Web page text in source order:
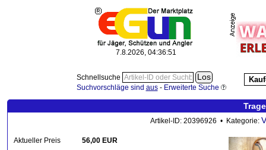
7.8.2026, 04:36:52
Schnellsuche
Suchvorschläge sind aus- Erweiterte Suche
Artikel-ID: 20396926 • Kategorie:
Aktueller Preis
56,00 EUR